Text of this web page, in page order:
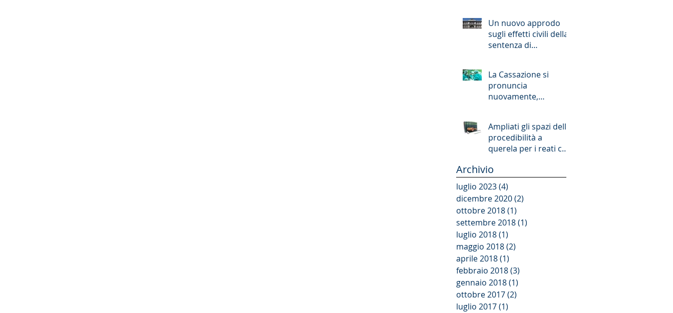
Un nuovo approdo
sugli effetti civili della
sentenza di
La Cassazione si
pronuncia
nuovamente,
di affidamento
nell&#39
Ampliati gli spazi della
procedibilità a
querela per i reati che
e il patrimoni
Archivio
luglio 2023(4)
dicembre 2020(2)
ottobre 2018(1)
settembre 2018(1)
luglio 2018(1)
maggio 2018(2)
aprile 2018(1)
febbraio 2018(3)
gennaio 2018(1)
ottobre 2017(2)
luglio 2017(1)